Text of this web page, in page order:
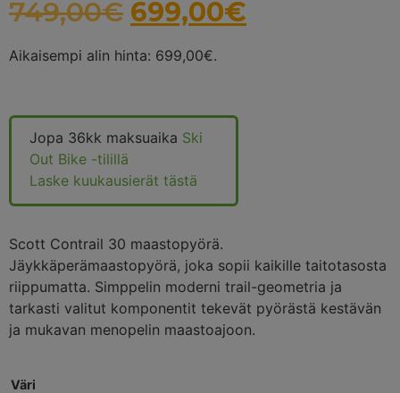
749,00€ 699,00€
Aikaisempi alin hinta: 699,00€.
Jopa 36kk maksuaika Ski
Out Bike -tilillä
Laske kuukausierät tästä
Scott Contrail 30 maastopyörä.
Jäykkäperämaastopyörä, joka sopii kaikille taitotasosta
riippumatta. Simppelin moderni trail-geometria ja
tarkasti valitut komponentit tekevät pyörästä kestävän
ja mukavan menopelin maastoajoon.
Väri